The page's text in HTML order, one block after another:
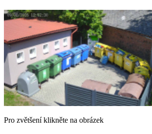
Pro zvětšení klikněte na obrázek